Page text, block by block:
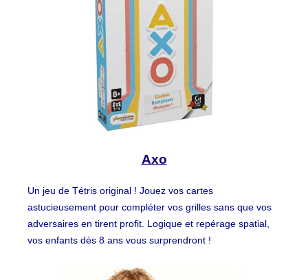
Axo
Un jeu de Tétris original ! Jouez vos cartes
astucieusement pour compléter vos grilles sans que vos
adversaires en tirent profit. Logique et repérage spatial,
vos enfants dès 8 ans vous surprendront !